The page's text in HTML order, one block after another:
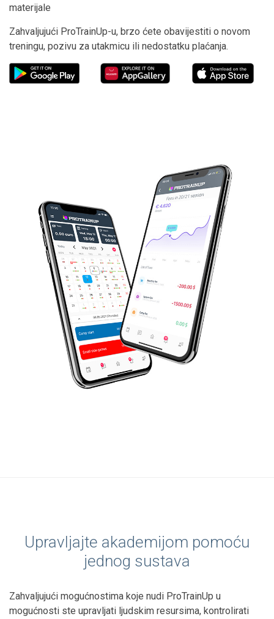
materijale
Zahvaljujući ProTrainUp-u, brzo ćete obavijestiti o novom
treningu, pozivu za utakmicu ili nedostatku plaćanja.
Upravljajte akademijom pomoću
jednog sustava
Zahvaljujući mogućnostima koje nudi ProTrainUp u
mogućnosti ste upravljati ljudskim resursima, kontrolirati